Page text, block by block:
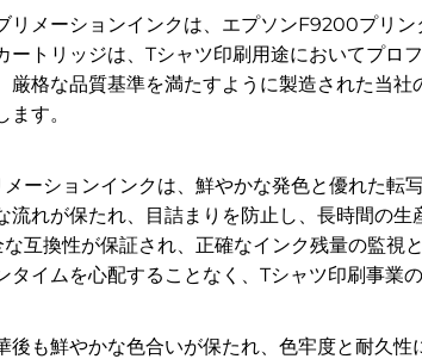
リメーションインクは、エプソンF9200プリ
ートリッジは、Tシャツ印刷用途においてプ
厳格な品質基準を満たすように製造された当
す。
ーションインクは、鮮やかな発色と優れた転
流れが保たれ、目詰まりを防止し、長時間の
互換性が保証され、正確なインク残量の監視
イムを心配することなく、Tシャツ印刷事業
後も鮮やかな色合いが保たれ、色牢度と耐久